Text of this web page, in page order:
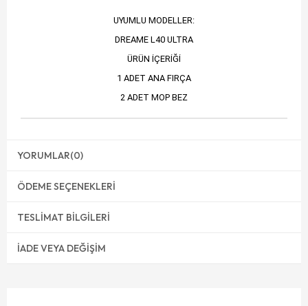
UYUMLU MODELLER:
DREAME L40 ULTRA
ÜRÜN İÇERİĞİ
1 ADET ANA FIRÇA
2 ADET MOP BEZ
YORUMLAR(0)
ÖDEME SEÇENEKLERI
TESLIMAT BILGILERI
İADE VEYA DEĞIŞIM